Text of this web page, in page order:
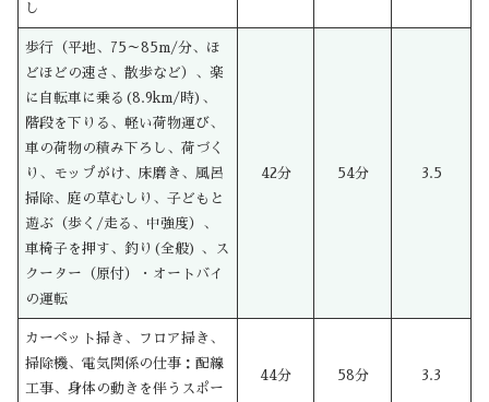
し
歩行（平地、75～85m/分、ほ
どほどの速さ、散歩など）、楽
に自転車に乗る(8.9km/時)、
階段を下りる、軽い荷物運び、
車の荷物の積み下ろし、荷づく
り、モップがけ、床磨き、風呂
掃除、庭の草むしり、子どもと
遊ぶ（歩く/走る、中強度）、
車椅子を押す、釣り(全般) 、ス
クーター（原付）・オートバイ
の運転
42分 54分 3.5
カーペット掃き、フロア掃き、
掃除機、電気関係の仕事：配線
工事、身体の動きを伴うスポー
44分 58分 3.3